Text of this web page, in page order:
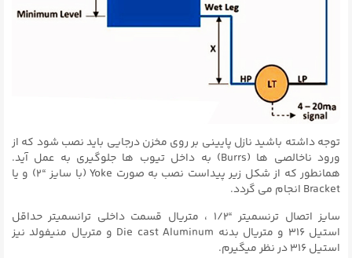
توجه داشته باشید نازل پایینی بر روی مخزن درجایی باید نصب شود که از
ورود ناخالصی ها (Burrs) به داخل تیوب ها جلوگیری به عمل آید.
همانطور که از شکل زیر پیداست نصب به صورت Yoke (با سایز “۲) و یا
Bracket انجام می گردد.
سایز اتصال ترنسمیتر “۱/۲ ، متریال قسمت داخلی ترانسمیتر حداقل
استیل ۳۱۶ و متریال بدنه Die cast Aluminum و متریال منیفولد نیز
استیل ۳۱۶ در نظر میگیرم.